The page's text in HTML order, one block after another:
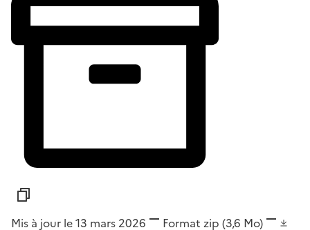
Mis à jour le 13 mars 2026 Format zip (3,6 Mo)